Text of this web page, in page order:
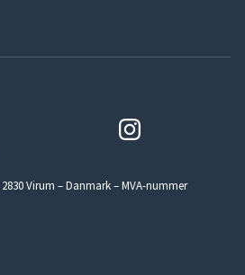
Virum – Danmark – MVA-nummer